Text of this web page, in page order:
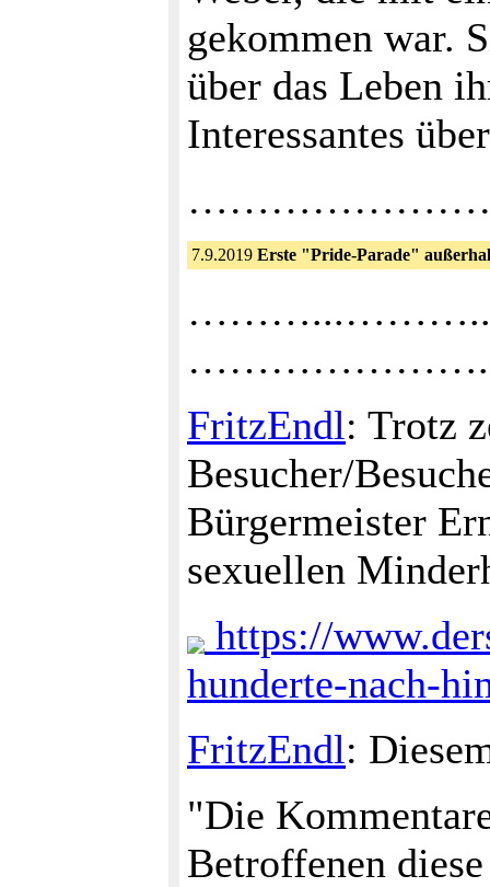
gekommen war.
über das Leben
Interessantes
7.9.2019 Erste "Pride-Parade"
FritzEndl: Trotz
Besucher/
Bürgermeister
sexuellen
https://
hunderte-nach-
FritzEndl:
"Die
Betroffenen